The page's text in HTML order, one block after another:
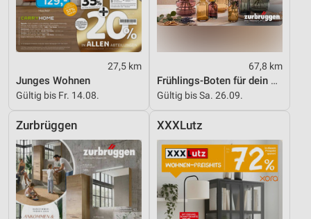
27,5 km
Junges Wohnen
Gültig bis Fr. 14.08.
67,8 km
Frühlings-Boten für dein Zuhause
Gültig bis Sa. 26.09.
Zurbrüggen XXXLutz